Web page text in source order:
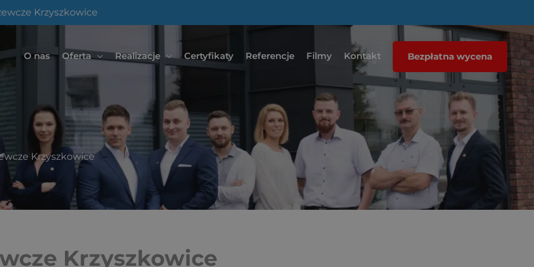
Krzyszkowice
O nas Oferta Realizacje Certyfikaty Referencje Filmy Kontakt Bezpłatna wycena
Krzyszkowice
Krzyszkowice